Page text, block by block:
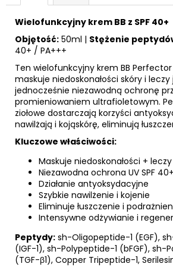
Wielofunkcyjny krem BB z SPF 40+
Objętość: 50ml | Stężenie
40+ / PA+++
Ten wielofunkcyjny krem BB
maskuje niedoskonałości skóry i
jednocześnie niezawodną ochronę
promieniowaniem ultrafioletowym.
ziołowe dostarczają korzyści
nawilżają i kojąskórę, eliminują
Kluczowe właściwości:
Maskuje niedoskonałości +
Niezawodna ochrona UV SPF 40+
Działanie antyoksydacyjne
Szybkie nawilżenie i kojenie
Eliminuje łuszczenie i
Intensywne odżywianie i
Peptydy: sh-Oligopeptide-1 (EGF),
(IGF-1), sh-Polypeptide-1 (bFGF), sh-
(TGF-β1), Copper Tripeptide-1,